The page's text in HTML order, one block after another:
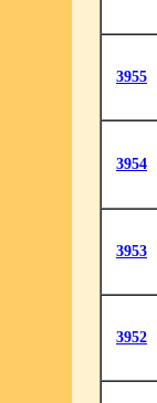
3955
3954
3953
3952